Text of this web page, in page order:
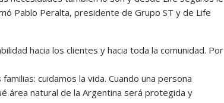
Pablo Peralta, presidente de Grupo ST y de Life
hacia los clientes y hacia toda la comunidad. Por
cuidamos la vida. Cuando una persona
área natural de la Argentina será protegida y